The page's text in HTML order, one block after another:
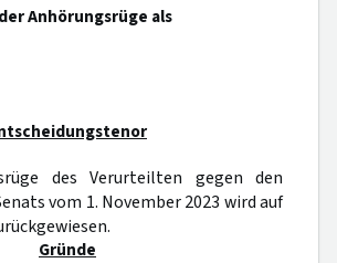
Anhörungsrüge als
des Verurteilten gegen den
vom 1. November 2023 wird auf
Gründe